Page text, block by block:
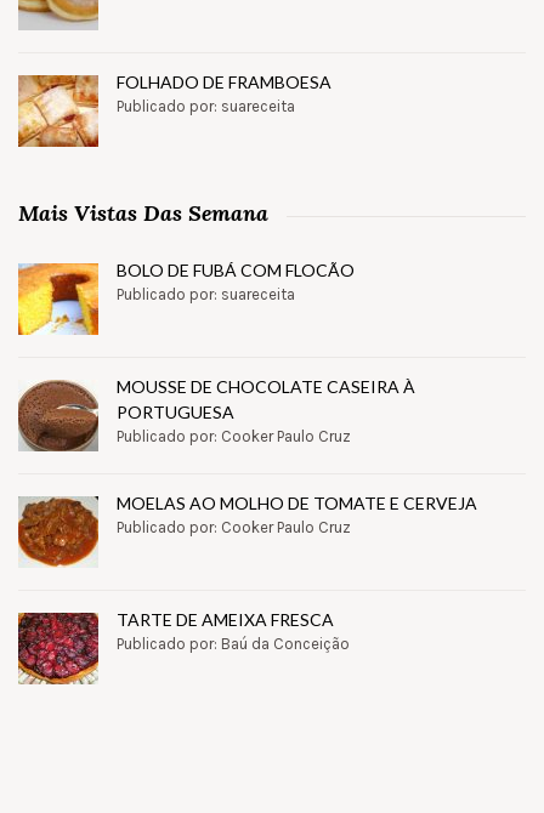
FOLHADO DE FRAMBOESA
Publicado por: suareceita
Mais Vistas Das Semana
BOLO DE FUBÁ COM FLOCÃO
Publicado por: suareceita
MOUSSE DE CHOCOLATE CASEIRA À
PORTUGUESA
Publicado por: Cooker Paulo Cruz
MOELAS AO MOLHO DE TOMATE E CERVEJA
Publicado por: Cooker Paulo Cruz
TARTE DE AMEIXA FRESCA
Publicado por: Baú da Conceição